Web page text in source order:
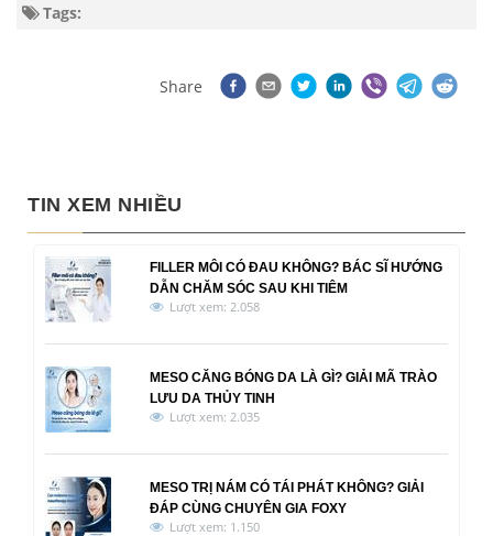
Tags:
Share
TIN XEM NHIỀU
FILLER MÔI CÓ ĐAU KHÔNG? BÁC SĨ HƯỚNG
DẪN CHĂM SÓC SAU KHI TIÊM
Lượt xem: 2.058
MESO CĂNG BÓNG DA LÀ GÌ? GIẢI MÃ TRÀO
LƯU DA THỦY TINH
Lượt xem: 2.035
MESO TRỊ NÁM CÓ TÁI PHÁT KHÔNG? GIẢI
ĐÁP CÙNG CHUYÊN GIA FOXY
Lượt xem: 1.150